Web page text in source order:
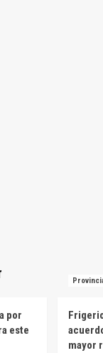
por
este
mayor